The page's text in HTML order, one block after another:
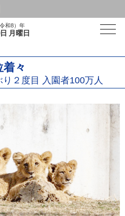
和8）年
月曜日
々
２度目 入園者100万人